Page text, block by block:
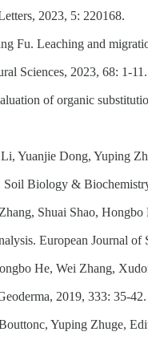
2023, 5: 220168.
Fu. Leaching and
Sciences, 2023, 68: 1-11.
of organic
Yuanjie Dong, Yuping
Soil Biology &
Shuai Shao,
European Journal of
He, Wei Zhang,
2019, 333: 35-42.
Yuping Zhuge,